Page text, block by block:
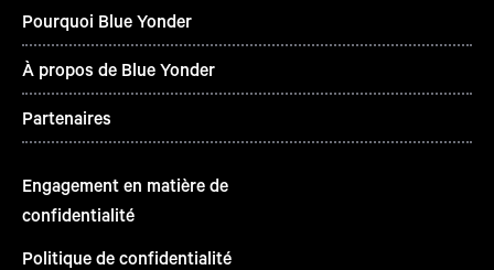
Pourquoi Blue Yonder
À propos de Blue Yonder
Partenaires
Engagement en matière de
confidentialité
Politique de confidentialité